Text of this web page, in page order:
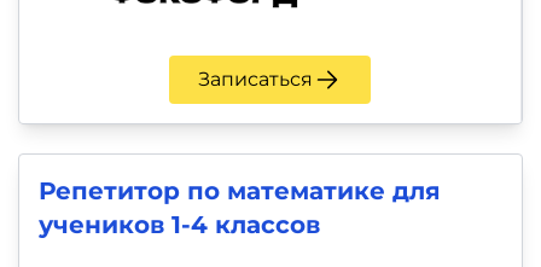
Записаться
Репетитор по математике для
учеников 1-4 классов